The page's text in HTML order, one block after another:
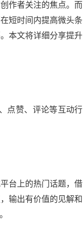
作者关注的焦点。而
短时间内提高微头条
本文将详细分享提升
点赞、评论等互动行
台上的热门话题，借
输出有价值的见解和